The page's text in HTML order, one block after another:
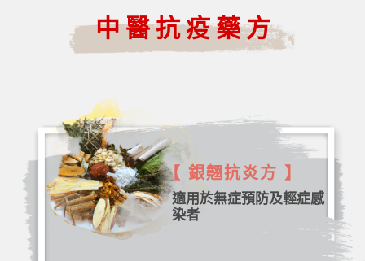
中醫抗疫藥方
【 銀翹抗炎方 】
適用於無症預防及輕症感
染者